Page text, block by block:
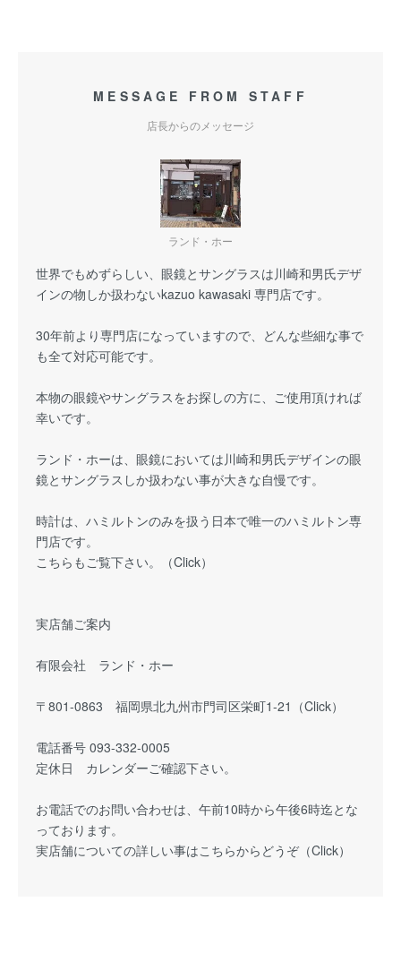
MESSAGE FROM STAFF
店長からのメッセージ
ランド・ホー
世界でもめずらしい、眼鏡とサングラスは川崎和男氏デザ
インの物しか扱わないkazuo kawasaki 専門店です。
30年前より専門店になっていますので、どんな些細な事で
も全て対応可能です。
本物の眼鏡やサングラスをお探しの方に、ご使用頂ければ
幸いです。
ランド・ホーは、眼鏡においては川崎和男氏デザインの眼
鏡とサングラスしか扱わない事が大きな自慢です。
時計は、ハミルトンのみを扱う日本で唯一のハミルトン専
門店です。
こちらもご覧下さい。（Click）
実店舗ご案内
有限会社 ランド・ホー
〒801-0863 福岡県北九州市門司区栄町1-21（Click）
電話番号 093-332-0005
定休日 カレンダーご確認下さい。
お電話でのお問い合わせは、午前10時から午後6時迄とな
っております。
実店舗についての詳しい事はこちらからどうぞ（Click）